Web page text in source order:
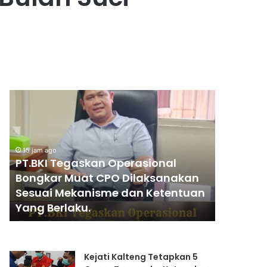
Bongkar
Muat
CPO
Dilaksanakan
Sesuai
Mekanisme
dan
Ketentuan
15 jam ago
PT.BKI Tegaskan Operasional
Bongkar Muat CPO Dilaksanakan
Sesuai Mekanisme dan Ketentuan
Yang Berlaku.
ABSOLUT
Kejati Kalteng Tetapkan 5